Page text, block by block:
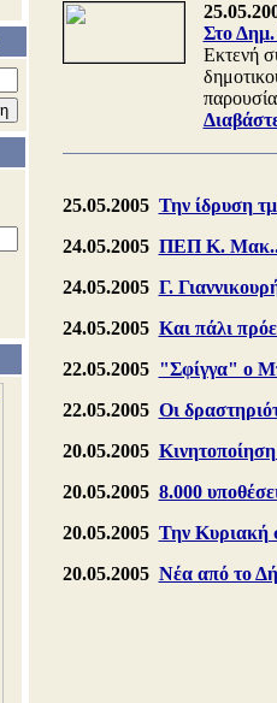
Στο
Εκτενή
25.05.2005 Την ίδρυση
24.05.2005 ΠΕΠ Κ. Μακ..:
24.05.2005 Γ.
24.05.2005 Και πάλι
22.05.2005 "Σφίγγα" ο
22.05.2005 Οι
20.05.2005
20.05.2005 8.000
20.05.2005 Την Κυριακή
20.05.2005 Νέα από το